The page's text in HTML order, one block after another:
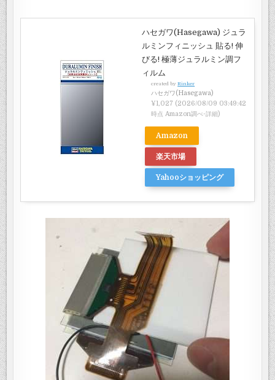
ハセガワ(Hasegawa) ジュラ
ルミンフィニッシュ 貼る! 伸
びる! 極薄ジュラルミン調フ
ィルム
created byRinker
ハセガワ(Hasegawa)
¥1,027 (2026/08/09 03:49:42
時点 Amazon調べ-詳細)
Amazon
楽天市場
Yahooショッピング